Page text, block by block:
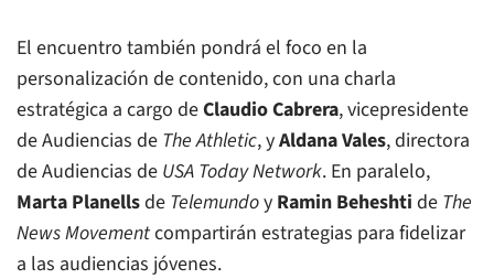
El encuentro también pondrá el foco en la
personalización de contenido, con una charla
estratégica a cargo deClaudio Cabrera, vicepresidente
de Audiencias de The Athletic, yAldana Vales, directora
de Audiencias de USA Today Network. En paralelo,
Marta Planellsde Telemundoy Ramin Beheshti de The
News Movementcompartirán estrategias para fidelizar
a las audiencias jóvenes.